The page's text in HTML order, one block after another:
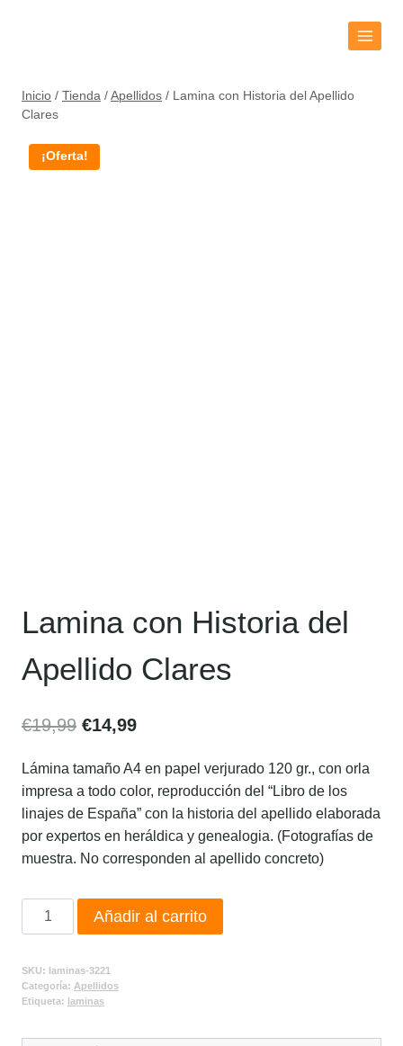
Inicio / Tienda / Apellidos / Lamina con Historia del Apellido
Clares
¡Oferta!
Lamina con Historia del
Apellido Clares
€19,99 €14,99
Lámina tamaño A4 en papel verjurado 120 gr., con orla
impresa a todo color, reproducción del “Libro de los
linajes de España” con la historia del apellido elaborada
por expertos en heráldica y genealogia. (Fotografías de
muestra. No corresponden al apellido concreto)
Añadir al carrito
SKU: laminas-3221
Categoría: Apellidos
Etiqueta: laminas